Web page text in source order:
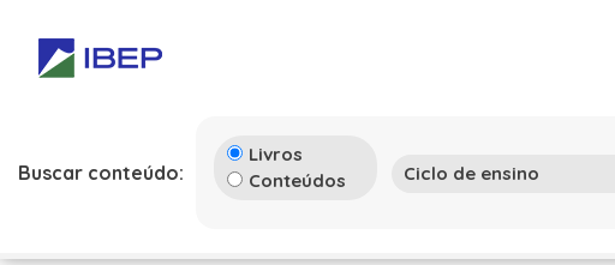
Buscar conteúdo:
Livros
Conteúdos